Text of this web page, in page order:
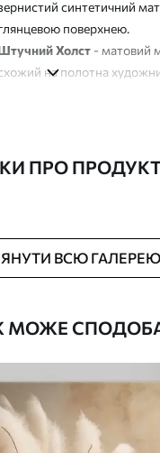
синтетичний
поверхнею.
Холст - матовий
на полотна
додати лакове
без запаху
ПРО
ВСЮ ГАЛЕРЕЮ
МОЖЕ